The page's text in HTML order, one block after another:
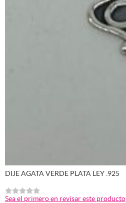
DIJE AGATA VERDE PLATA LEY .925
Sea el primero en revisar este producto